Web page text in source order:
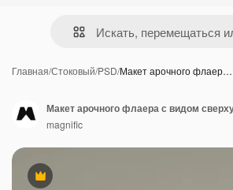
Главная/Стоковый/PSD/Макет арочного флаер…
Премиум
Макет арочного флаера с видом
magnific